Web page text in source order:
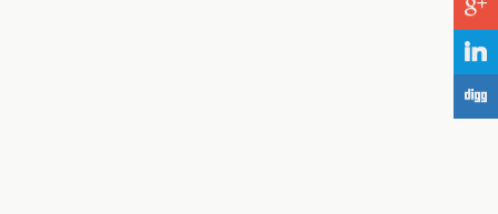
c
j
F